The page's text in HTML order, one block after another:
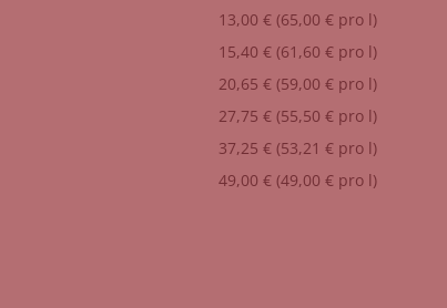
13,00 € (65,00 € pro l)
15,40 € (61,60 € pro l)
20,65 € (59,00 € pro l)
27,75 € (55,50 € pro l)
37,25 € (53,21 € pro l)
49,00 € (49,00 € pro l)